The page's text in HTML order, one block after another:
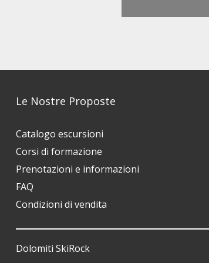
Le Nostre Proposte
Catalogo escursioni
Corsi di formazione
Prenotazioni e informazioni
FAQ
Condizioni di vendita
Dolomiti SkiRock